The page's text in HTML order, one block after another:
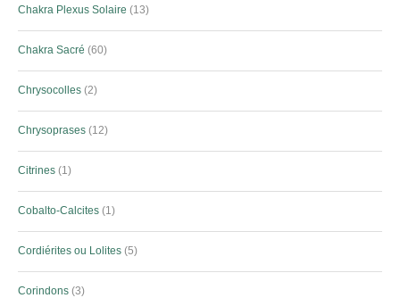
Chakra Plexus Solaire 13
Chakra Sacré 60
Chrysocolles 2
Chrysoprases 12
Citrines 1
Cobalto-Calcites 1
Cordiérites ou Lolites 5
Corindons 3